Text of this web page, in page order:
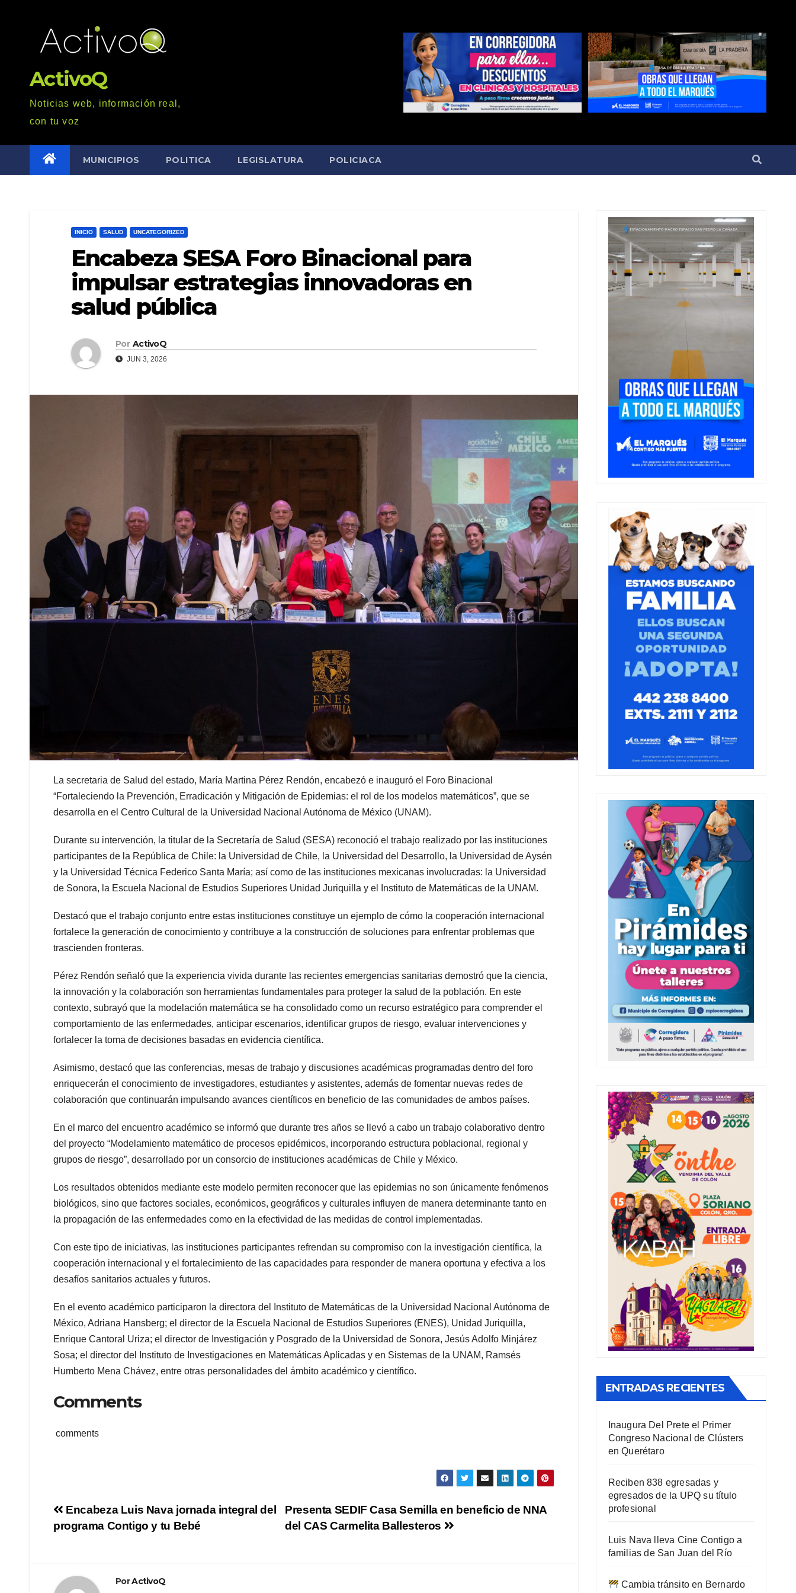
ActivoQ
Noticias web, información real,
con tu voz
MUNICIPIOS POLITICA LEGISLATURA POLICIACA
INICIO SALUD UNCATEGORIZED
Encabeza SESA Foro Binacional para
impulsar estrategias innovadoras en
salud pública
Por ActivoQ
JUN 3, 2026
La secretaria de Salud del estado, María Martina Pérez Rendón, encabezó e inauguró el Foro Binacional
“Fortaleciendo la Prevención, Erradicación y Mitigación de Epidemias: el rol de los modelos matemáticos”, que se
desarrolla en el Centro Cultural de la Universidad Nacional Autónoma de México (UNAM).
Durante su intervención, la titular de la Secretaría de Salud (SESA) reconoció el trabajo realizado por las instituciones
participantes de la República de Chile: la Universidad de Chile, la Universidad del Desarrollo, la Universidad de Aysén
y la Universidad Técnica Federico Santa María; así como de las instituciones mexicanas involucradas: la Universidad
de Sonora, la Escuela Nacional de Estudios Superiores Unidad Juriquilla y el Instituto de Matemáticas de la UNAM.
Destacó que el trabajo conjunto entre estas instituciones constituye un ejemplo de cómo la cooperación internacional
fortalece la generación de conocimiento y contribuye a la construcción de soluciones para enfrentar problemas que
trascienden fronteras.
Pérez Rendón señaló que la experiencia vivida durante las recientes emergencias sanitarias demostró que la ciencia,
la innovación y la colaboración son herramientas fundamentales para proteger la salud de la población. En este
contexto, subrayó que la modelación matemática se ha consolidado como un recurso estratégico para comprender el
comportamiento de las enfermedades, anticipar escenarios, identificar grupos de riesgo, evaluar intervenciones y
fortalecer la toma de decisiones basadas en evidencia científica.
Asimismo, destacó que las conferencias, mesas de trabajo y discusiones académicas programadas dentro del foro
enriquecerán el conocimiento de investigadores, estudiantes y asistentes, además de fomentar nuevas redes de
colaboración que continuarán impulsando avances científicos en beneficio de las comunidades de ambos países.
En el marco del encuentro académico se informó que durante tres años se llevó a cabo un trabajo colaborativo dentro
del proyecto “Modelamiento matemático de procesos epidémicos, incorporando estructura poblacional, regional y
grupos de riesgo”, desarrollado por un consorcio de instituciones académicas de Chile y México.
Los resultados obtenidos mediante este modelo permiten reconocer que las epidemias no son únicamente fenómenos
biológicos, sino que factores sociales, económicos, geográficos y culturales influyen de manera determinante tanto en
la propagación de las enfermedades como en la efectividad de las medidas de control implementadas.
Con este tipo de iniciativas, las instituciones participantes refrendan su compromiso con la investigación científica, la
cooperación internacional y el fortalecimiento de las capacidades para responder de manera oportuna y efectiva a los
desafíos sanitarios actuales y futuros.
En el evento académico participaron la directora del Instituto de Matemáticas de la Universidad Nacional Autónoma de
México, Adriana Hansberg; el director de la Escuela Nacional de Estudios Superiores (ENES), Unidad Juriquilla,
Enrique Cantoral Uriza; el director de Investigación y Posgrado de la Universidad de Sonora, Jesús Adolfo Minjárez
Sosa; el director del Instituto de Investigaciones en Matemáticas Aplicadas y en Sistemas de la UNAM, Ramsés
Humberto Mena Chávez, entre otras personalidades del ámbito académico y científico.
Comments
comments
Navegación
de
Presenta SEDIF Casa Semilla en beneficio de NNA
del CAS Carmelita Ballesteros
Encabeza Luis Nava jornada integral del
programa Contigo y tu Bebé
PorActivoQ
ENTRADAS RECIENTES
Inaugura Del Prete el Primer
Congreso Nacional de Clústers
en Querétaro
Reciben 838 egresadas y
egresados de la UPQ su título
profesional
Luis Nava lleva Cine Contigo a
familias de San Juan del Río
Cambia tránsito en Bernardo